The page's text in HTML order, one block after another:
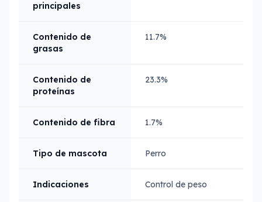
principales
Contenido de
grasas
11.7%
Contenido de
proteínas
23.3%
Contenido de fibra 1.7%
Tipo de mascota Perro
Indicaciones Control de peso